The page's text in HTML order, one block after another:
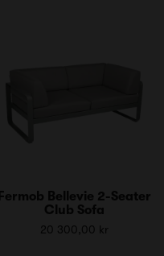
Fermob Bellevie 2-Seater
Club Sofa
20 300,00 kr